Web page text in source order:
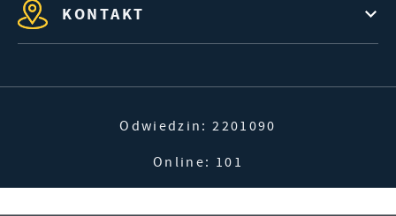
KONTAKT
Odwiedzin: 2201090
Online: 101